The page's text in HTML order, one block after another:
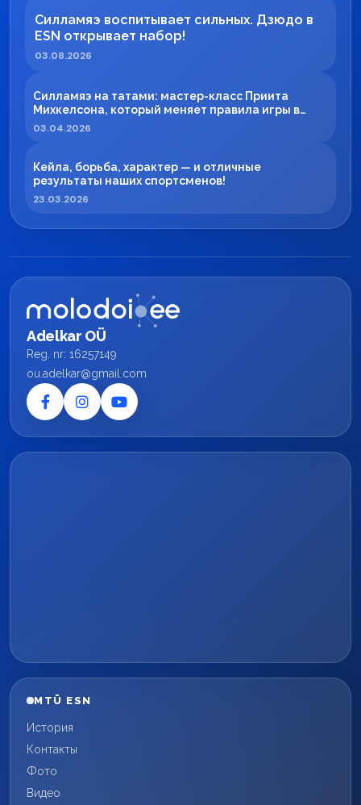
Силламяэ воспитывает сильных. Дзюдо в
ESN открывает набор!
03.08.2026
Силламяэ на татами: мастер-класс Приита
Михкелсона, который меняет правила игры в
регионе
03.04.2026
Кейла, борьба, характер — и отличные
результаты наших спортсменов!
23.03.2026
Adelkar OÜ
Reg. nr: 16257149
ou.adelkar@gmail.com
MTÜ ESN
История
Контакты
Фото
Видео